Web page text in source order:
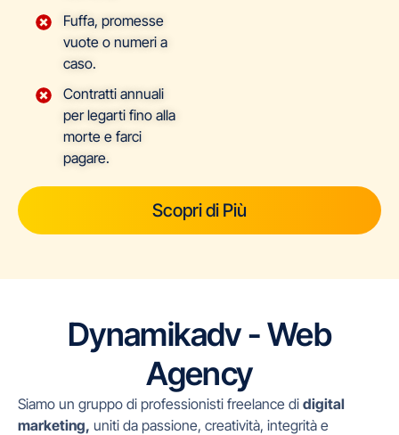
Fuffa, promesse
vuote o numeri a
caso.
Contratti annuali
per legarti fino alla
morte e farci
pagare.
Scopri di Più
Dynamikadv - Web
Agency
Siamo un gruppo di professionisti freelance di digital
marketing, uniti da passione, creatività, integrità e